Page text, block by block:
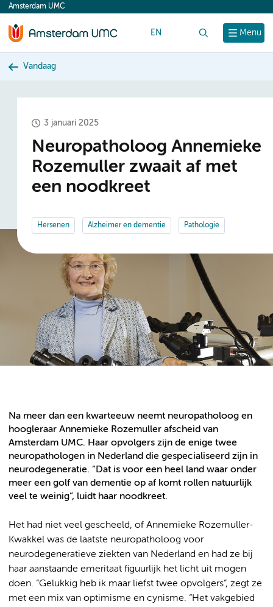
content
Menu
Amsterdam UMC
EN
Vandaag
3 januari 2025
Neuropatholoog Annemieke
Rozemuller zwaait af met
een noodkreet
Hersenen Alzheimer en dementie Pathologie
Na meer dan een kwarteeuw neemt neuropatholoog en
hoogleraar Annemieke Rozemuller afscheid van
Amsterdam UMC. Haar opvolgers zijn de enige twee
neuropathologen in Nederland die gespecialiseerd zijn in
neurodegeneratie. “Dat is voor een heel land waar onder
meer een golf van dementie op af komt rollen natuurlijk
veel te weinig”, luidt haar noodkreet.
Het had niet veel gescheeld, of Annemieke Rozemuller-
Kwakkel was de laatste neuropatholoog voor
neurodegeneratieve ziekten van Nederland en had ze bij
haar aanstaande emeritaat figuurlijk het licht uit mogen
doen. “Gelukkig heb ik maar liefst twee opvolgers”, zegt ze
met een mix van optimisme en cynisme. “Het vakgebied